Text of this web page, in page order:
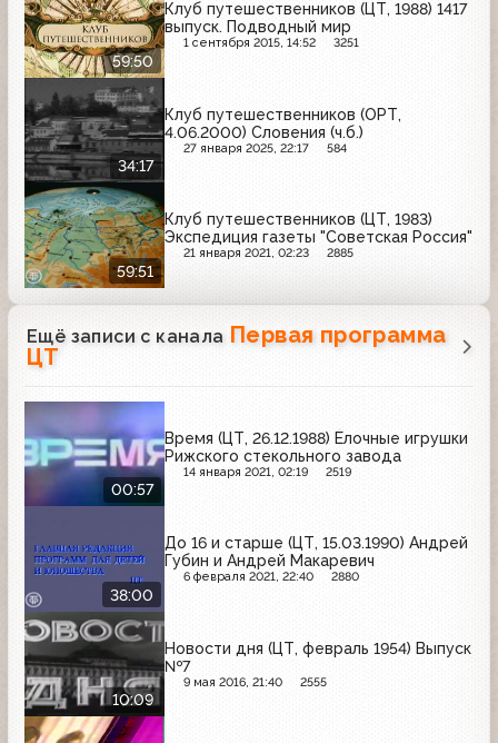
59:50
Клуб путешественников (ЦТ, 1988) 1417
выпуск. Подводный мир
1 сентября 2015, 14:52 3251
34:17
Клуб путешественников (ОРТ,
4.06.2000) Словения (ч.б.)
27 января 2025, 22:17 584
59:51
Клуб путешественников (ЦТ, 1983)
Экспедиция газеты "Советская Россия"
21 января 2021, 02:23 2885
Ещё записи с канала Первая программа
ЦТ
00:57
Время (ЦТ, 26.12.1988) Ёлочные игрушки
Рижского стекольного завода
14 января 2021, 02:19 2519
38:00
До 16 и старше (ЦТ, 15.03.1990) Андрей
Губин и Андрей Макаревич
6 февраля 2021, 22:40 2880
10:09
Новости дня (ЦТ, февраль 1954) Выпуск
№7
9 мая 2016, 21:40 2555